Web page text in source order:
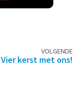
VOLGENDE
Vier kerst met ons!